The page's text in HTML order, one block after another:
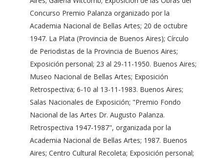
Concurso Premio Palanza organizado por la
Academia Nacional de Bellas Artes; 20 de octubre
1947. La Plata (Provincia de Buenos Aires); Círculo
de Periodistas de la Provincia de Buenos Aires;
Exposición personal; 23 al 29-11-1950. Buenos Aires;
Museo Nacional de Bellas Artes; Exposición
Retrospectiva; 6-10 al 13-11-1983. Buenos Aires;
Salas Nacionales de Exposición; "Premio Fondo
Nacional de las Artes Dr. Augusto Palanza.
Retrospectiva 1947-1987", organizada por la
Academia Nacional de Bellas Artes; 1987. Buenos
Aires; Centro Cultural Recoleta; Exposición personal;